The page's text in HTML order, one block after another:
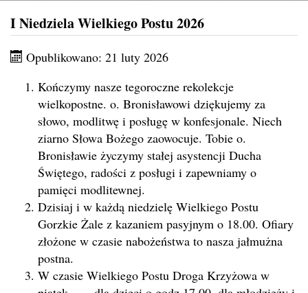
I Niedziela Wielkiego Postu 2026
Opublikowano: 21 luty 2026
Kończymy nasze tegoroczne rekolekcje
wielkopostne. o. Bronisławowi dziękujemy za
słowo, modlitwę i posługę w konfesjonale. Niech
ziarno Słowa Bożego zaowocuje. Tobie o.
Bronisławie życzymy stałej asystencji Ducha
Świętego, radości z posługi i zapewniamy o
pamięci modlitewnej.
Dzisiaj i w każdą niedzielę Wielkiego Postu
Gorzkie Żale z kazaniem pasyjnym o 18.00. Ofiary
złożone w czasie nabożeństwa to nasza jałmużna
postna.
W czasie Wielkiego Postu Droga Krzyżowa w